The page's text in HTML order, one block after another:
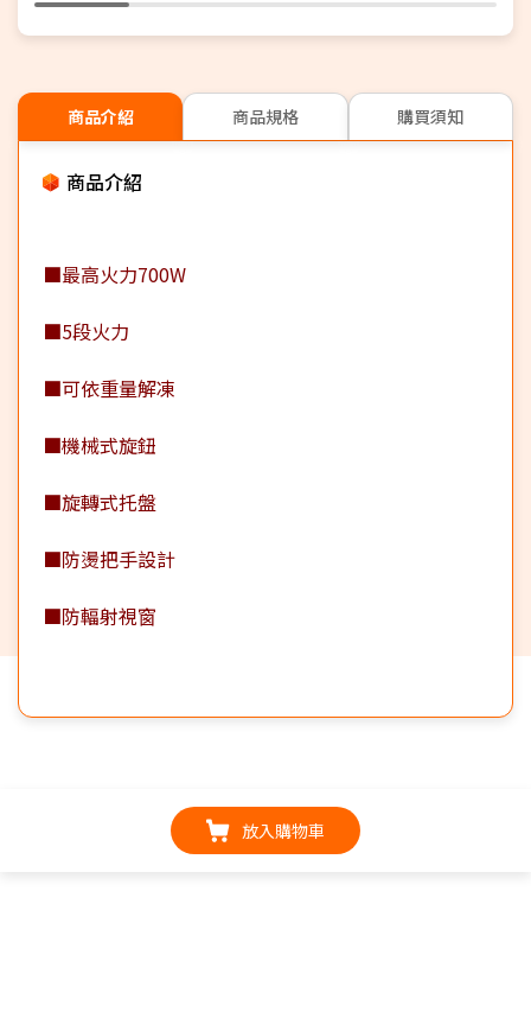
商品介紹 商品規格 購買須知
商品介紹
■最高火力700W
■5段火力
■可依重量解凍
■機械式旋鈕
■旋轉式托盤
■防燙把手設計
■防輻射視窗
放入購物車